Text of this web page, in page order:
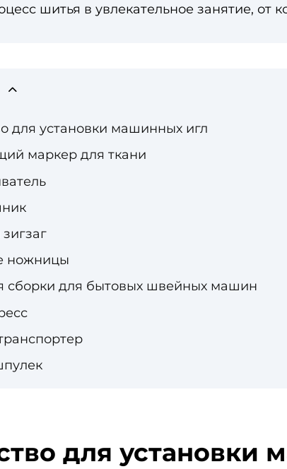
шитья в увлекательное занятие, от
для установки машинных игл
маркер для ткани
ножницы
сборки для бытовых швейных машин
для установки